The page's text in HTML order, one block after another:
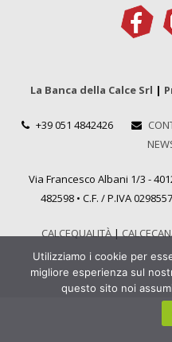
La Banca della Calce Srl |
+39 051 4842426
Via Francesco Albani 1/3 -
482598 • C.F. / P.IVA
CALCEQUALITÀ|
Utilizziamo i cookie per
migliore esperienza sul
questo sito noi